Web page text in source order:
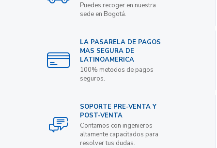
Puedes recoger en nuestra
sede en Bogotá.
LA PASARELA DE PAGOS
MAS SEGURA DE
LATINOAMERICA
100% metodos de pagos
seguros.
SOPORTE PRE-VENTA Y
POST-VENTA
Contamos con ingenieros
altamente capacitados para
resolver tus dudas.